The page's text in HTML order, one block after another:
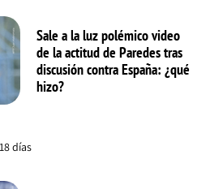
Sale a la luz polémico video
de la actitud de Paredes tras
discusión contra España: ¿qué
hizo?
días